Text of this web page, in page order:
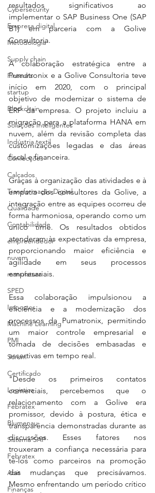
Cybersecurity
Empresa digital
Metodologia
Supply chain
Fintechs
startup
Blockchain
Soluções Inteligentes
Indústria textil
Confecções
Calçados
Transformação Digital
Qualidade
Contabilidade
empreendedor
nuvem
manufatura
SPED
Impostos
Machine Learning
PMI
Scrum
Certificado
Logistica
Febratex
Blumenau
Sistema SAP
Febratex
Abit
Finanças
resultados significativos ao
implementar o SAP Business One (SAP
B1) em parceria com a Golive
Consultoria.
A colaboração estratégica entre a
Pumatronix e a Golive Consultoria teve
início em 2020, com o principal
objetivo de modernizar o sistema de
ERP da empresa. O projeto incluiu a
migração para a plataforma HANA em
nuvem, além da revisão completa das
customizações legadas e das áreas
fiscal e financeira.
Graças à organização das atividades e à
empatia dos consultores da Golive, a
integração entre as equipes ocorreu de
forma harmoniosa, operando como um
único time. Os resultados obtidos
atenderam às expectativas da empresa,
proporcionando maior eficiência e
agilidade em seus processos
empresariais.
Essa colaboração impulsionou a
eficiência e a modernização dos
processos da Pumatronix, permitindo
um maior controle empresarial e
tomada de decisões embasadas e
assertivas em tempo real.
"Desde os primeiros contatos
comerciais, percebemos que o
relacionamento com a Golive era
promissor, devido à postura, ética e
transparência demonstradas durante as
discussões. Esses fatores nos
trouxeram a confiança necessária para
tê-los como parceiros na promoção
das mudanças que precisávamos.
Mesmo enfrentando um período crítico